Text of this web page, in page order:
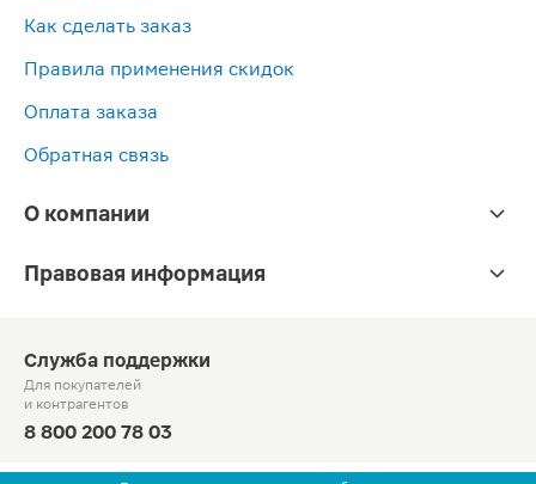
Как сделать заказ
Правила применения скидок
Оплата заказа
Обратная связь
О компании
Правовая информация
Служба поддержки
Для покупателей
и контрагентов
8 800 200 78 03
Круглосуточно, звонок по России бесплатный